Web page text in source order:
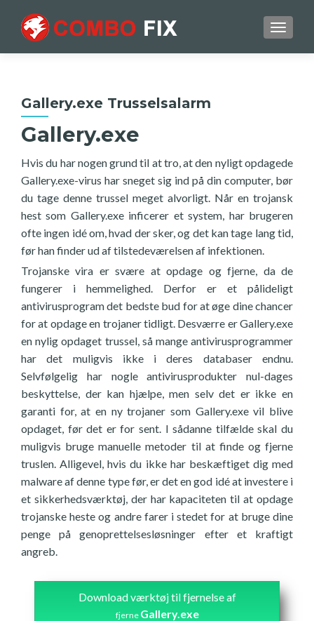
Gallery.exe Trusselsalarm
Gallery.exe
Hvis du har nogen grund til at tro, at den nyligt opdagede
Gallery.exe-virus har sneget sig ind på din computer, bør
du tage denne trussel meget alvorligt. Når en trojansk
hest som Gallery.exe inficerer et system, har brugeren
ofte ingen idé om, hvad der sker, og det kan tage lang tid,
før han finder ud af tilstedeværelsen af infektionen.
Trojanske vira er svære at opdage og fjerne, da de
fungerer i hemmelighed. Derfor er et pålideligt
antivirusprogram det bedste bud for at øge dine chancer
for at opdage en trojaner tidligt. Desværre er Gallery.exe
en nylig opdaget trussel, så mange antivirusprogrammer
har det muligvis ikke i deres databaser endnu.
Selvfølgelig har nogle antivirusprodukter nul-dages
beskyttelse, der kan hjælpe, men selv det er ikke en
garanti for, at en ny trojaner som Gallery.exe vil blive
opdaget, før det er for sent. I sådanne tilfælde skal du
muligvis bruge manuelle metoder til at finde og fjerne
truslen. Alligevel, hvis du ikke har beskæftiget dig med
malware af denne type før, er det en god idé at investere i
et sikkerhedsværktøj, der har kapaciteten til at opdage
trojanske heste og andre farer i stedet for at bruge dine
penge på genoprettelsesløsninger efter et kraftigt
angreb.
Download værktøj til fjernelse af
fjerne Gallery.exe